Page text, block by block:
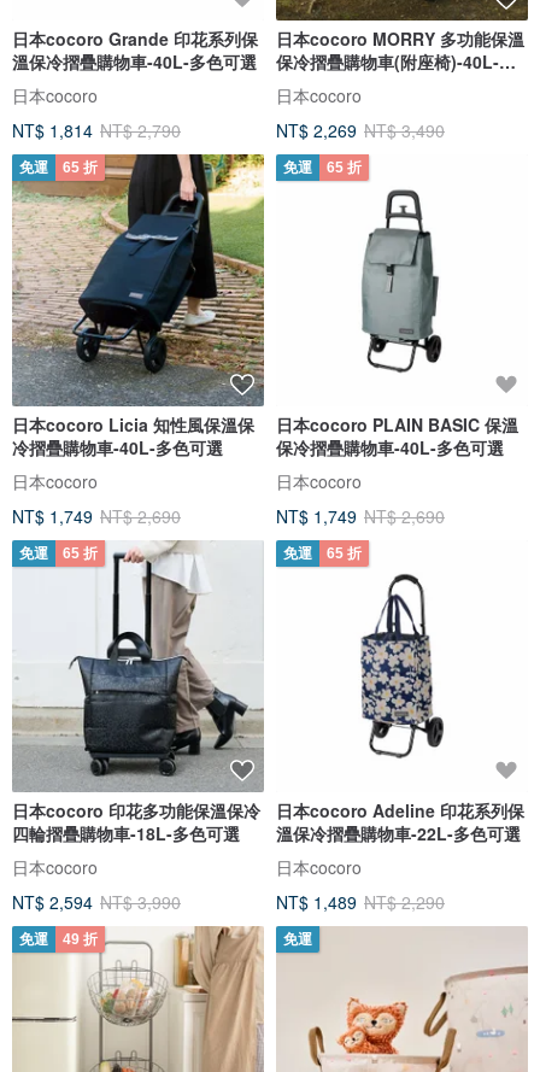
日本cocoro Grande 印花系列保
溫保冷摺疊購物車-40L-多色可選
日本cocoro
NT$ 1,814 NT$ 2,790
日本cocoro MORRY 多功能保溫
保冷摺疊購物車(附座椅)-40L-多
色選
日本cocoro
NT$ 2,269 NT$ 3,490
免運 65 折
日本cocoro Licia 知性風保溫保
冷摺疊購物車-40L-多色可選
日本cocoro
NT$ 1,749 NT$ 2,690
免運 65 折
日本cocoro PLAIN BASIC 保溫
保冷摺疊購物車-40L-多色可選
日本cocoro
NT$ 1,749 NT$ 2,690
免運 65 折
日本cocoro 印花多功能保溫保冷
四輪摺疊購物車-18L-多色可選
日本cocoro
NT$ 2,594 NT$ 3,990
免運 65 折
日本cocoro Adeline 印花系列保
溫保冷摺疊購物車-22L-多色可選
日本cocoro
NT$ 1,489 NT$ 2,290
免運 49 折 免運